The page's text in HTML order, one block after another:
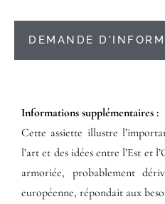
DEMANDE
Informations supplémentaires​ :​
Cette assiette illustre
l’art et des idées entre l’Est et
armoriée, probablement
européenne, répondait aux